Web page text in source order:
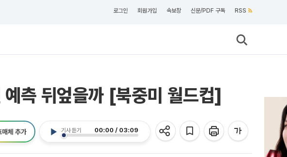
로그인 회원가입 속보창 신문/PDF 구독 RSS
측 뒤엎을까 [북중미 월드컵]
기사 듣기 00:00 / 03:09
매체 추가